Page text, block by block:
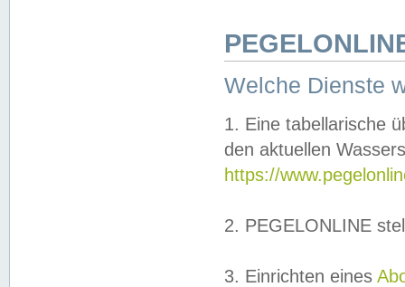
Welche Dienste
1. Eine tabellarische
den aktuellen
https://
2. PEGELONLINE
3. Einrichten eines